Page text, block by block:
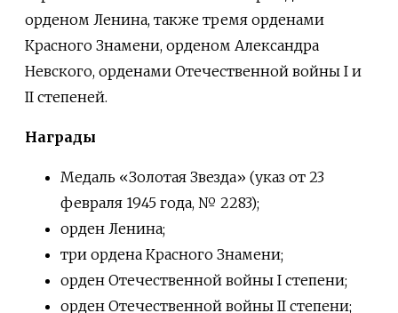
орденом Ленина, также тремя орденами
Красного Знамени, орденом Александра
Невского, орденами Отечественной войны I и
II степеней.
Награды
Медаль «Золотая Звезда» (указ от 23
февраля 1945 года, № 2283);
орден Ленина;
три ордена Красного Знамени;
орден Отечественной войны I степени;
орден Отечественной войны II степени;